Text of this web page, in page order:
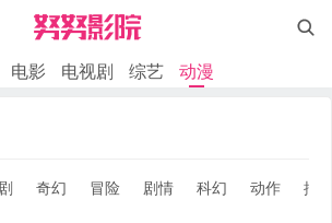

电影 电视剧 综艺 动漫
奇幻 冒险 剧情 科幻 动作
搞